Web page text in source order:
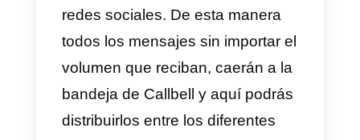
de consultas y distribuirlas entre
varios agentes, routing
automático, estadísticas
especializadas, unCRM